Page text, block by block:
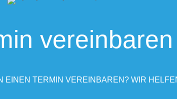
vereinbaren
EINEN TERMIN VEREINBAREN? WIR